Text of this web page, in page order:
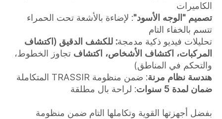
الكاميرات
تصميم "الوجه الأسود": لإضاءة بالأشعة تحت الحمراء
تتسم بالخفاء التام
تحليلات فيديو ذكية مدمجة: للكشف الدقيق (اكتشاف
المركبات، اكتشاف الأشخاص، اكتشاف تجاوز الخطوط،
والتحكم في المناطق)
هندسة نظام مرنة: ضمن منظومة TRASSIR المتكاملة
ضمان لمدة 5 سنوات
: لراحة بال مطلقة
بفضل أجهزتها القوية وتكاملها التام ضمن منظومة